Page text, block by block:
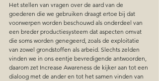
Het stellen van vragen over de aard van de
goederen die we gebruiken draagt ertoe bij dat
voorwerpen worden beschouwd als onderdeel van
een breder productiesysteem dat aspecten omvat
die soms worden genegeerd, zoals de exploitatie
van zowel grondstoffen als arbeid. Slechts zelden
vinden we in ons eentje bevredigende antwoorden,
daarom zet Increase Awareness de kijker aan tot een
dialoog met de ander en tot het samen vinden van